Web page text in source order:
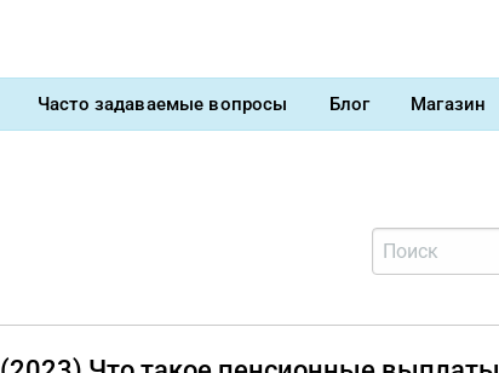
Часто задаваемые вопросы Блог Магазин